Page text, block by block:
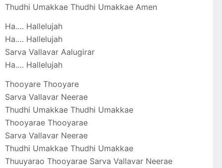
Thudhi Umakkae Thudhi Umakkae Amen
Ha…. Hallelujah
Ha…. Hallelujah
Sarva Vallavar Aalugirar
Ha…. Hallelujah
Thooyare Thooyare
Sarva Vallavar Neerae
Thudhi Umakkae Thudhi Umakkae
Thooyarae Thooyarae
Sarva Vallavar Neerae
Thudhi Umakkae Thudhi Umakkae
Thuuyarao Thooyarae Sarva Vallavar Neerae